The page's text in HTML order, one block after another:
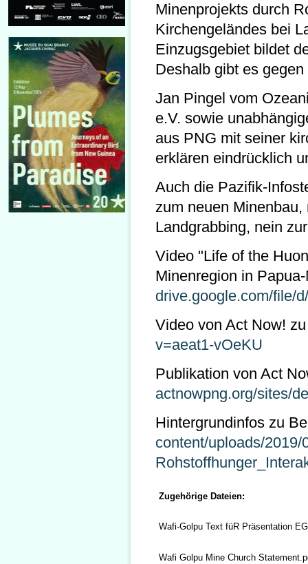
Minenprojekts durch
Kirchengeländes bei
Einzugsgebiet bildet
Deshalb gibt es
Jan Pingel vom
e.V. sowie
aus PNG mit seiner
erklären eindrücklich
Auch die Pazifik-
zum neuen
Landgrabbing, nein
Video "Life of the
Minenregion in
drive.google.com/file/
Video von Act Now!
v=aeat1-vOeKU
Publikation von Act
actnowpng.org/sites/
Hintergrundinfos zu
content/uploads/
Zugehörige Dateien:
Wafi-Golpu Text füR Präsentation
Wafi Golpu Mine Church